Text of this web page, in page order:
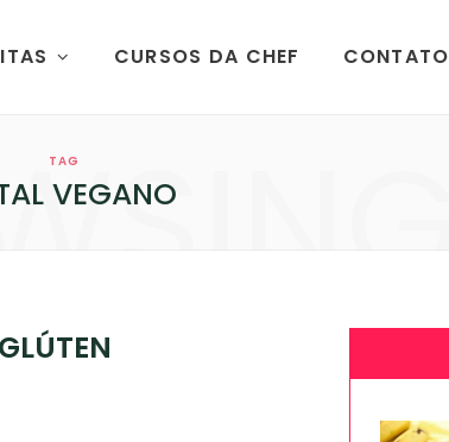
CURSOS DA CHEF CONTATO
TAG
VEGANO